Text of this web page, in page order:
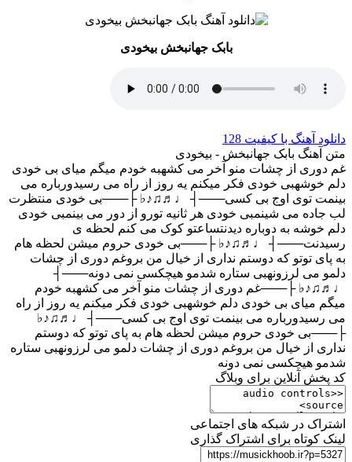
بابک جهانبخش بیخودی
دانلود آهنگ با کیفیت 128
متن آهنگ بابک جهانبخش - بیخودی
غم دوری از چشات منو آخر می کشهبه خودم میگم میای بی خودی
دلم خوشهبی خودی فکر میکنم یه روز از راه می رسیدورباره می
بینمت توی اوج بی کسی───┤ ♩♬♫♪♭ ├───بی خودی منتظرت
لب جاده می شینمبی خودی هر ثانیه تورو از دور می بینمبی خودی
دلم خوشه به دوباره دیدنتساعتو کوک می کنم لحظه ی
رسیدنت───┤ ♩♬♫♪♭ ├───بی خودی حروم میشن لحظه هام
به پای توتو که دوستم نداری از خیال من بروغم دوری از چشات
دلمو می لرزونهبی ستاره شدمو هیچکسی نمی دونه───┤
♩♬♫♪♭ ├───غم دوری از چشات منو آخر می کشهبه خودم
میگم میای بی خودی دلم خوشهبی خودی فکر میکنم یه روز از راه
می رسیدورباره می بینمت توی اوج بی کسی───┤ ♩♬♫♪♭
├───بی خودی حروم میشن لحظه هام به پای توتو که دوستم
نداری از خیال من بروغم دوری از چشات دلمو می لرزونهبی ستاره
شدمو هیچکسی نمی دونه
کد پخش آنلاین برای وبلاگ
اشتراک در شبکه های اجتماعی
لینک کوتاه برای اشتراک گذاری